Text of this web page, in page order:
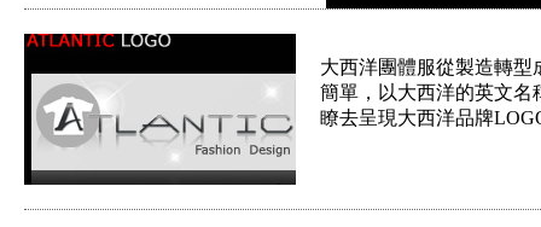
大西洋團體服從製造轉
簡單，以大西洋的英文名
瞭去呈現大西洋品牌